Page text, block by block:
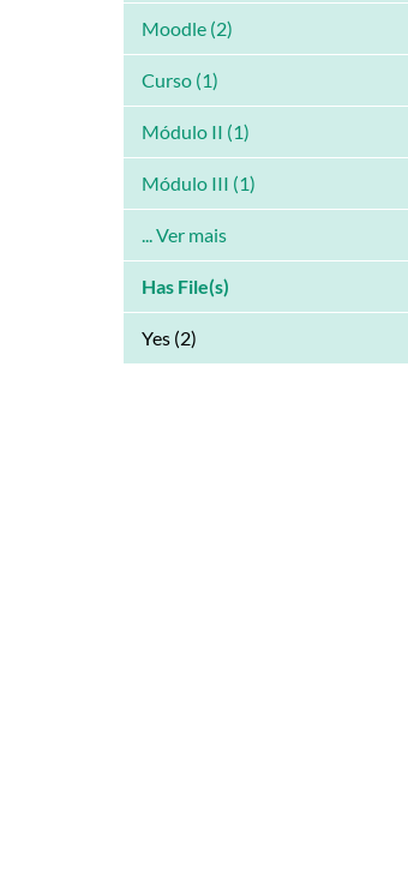
Moodle (2)
Curso (1)
Módulo II (1)
Módulo III (1)
... Ver mais
Has File(s)
Yes (2)